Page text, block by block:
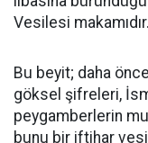
Vesilesi makamıdır.
​Bu beyit; daha
göksel şifreleri,
peygamberlerin
bunu bir iftihar